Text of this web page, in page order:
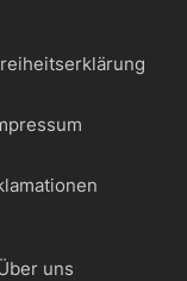
uns